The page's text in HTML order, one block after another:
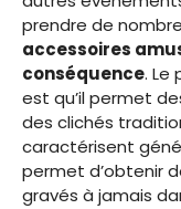
prendre de
accessoires
conséquence. Le
est qu’il permet
des clichés
caractérisent
permet d’obtenir
gravés à jamais